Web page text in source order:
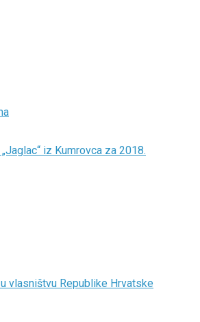
iz Kumrovca za 2018.
vlasništvu Republike Hrvatske